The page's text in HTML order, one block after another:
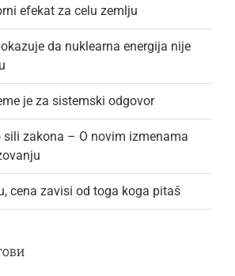
efekat za celu zemlju
da nuklearna energija nije
je za sistemski odgovor
sili zakona – O novim izmenama
cena zavisi od toga koga pitaš